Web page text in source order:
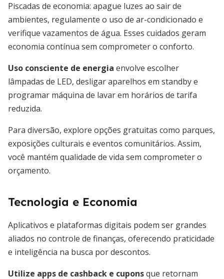
Piscadas de economia: apague luzes ao sair de
ambientes, regulamente o uso de ar-condicionado e
verifique vazamentos de água. Esses cuidados geram
economia contínua sem comprometer o conforto.
Uso consciente de energia envolve escolher
lâmpadas de LED, desligar aparelhos em standby e
programar máquina de lavar em horários de tarifa
reduzida.
Para diversão, explore opções gratuitas como parques,
exposições culturais e eventos comunitários. Assim,
você mantém qualidade de vida sem comprometer o
orçamento.
Tecnologia e Economia
Aplicativos e plataformas digitais podem ser grandes
aliados no controle de finanças, oferecendo praticidade
e inteligência na busca por descontos.
Utilize apps de cashback e cuponsque retornam